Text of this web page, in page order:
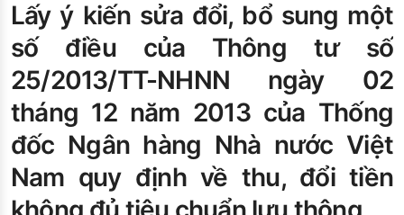
Đào tạo ISO
Lấy ý kiến sửa đổi, bổ sung một
số điều của Thông tư số
25/2013/TT-NHNN ngày 02
tháng 12 năm 2013 của Thống
đốc Ngân hàng Nhà nước Việt
Nam quy định về thu, đổi tiền